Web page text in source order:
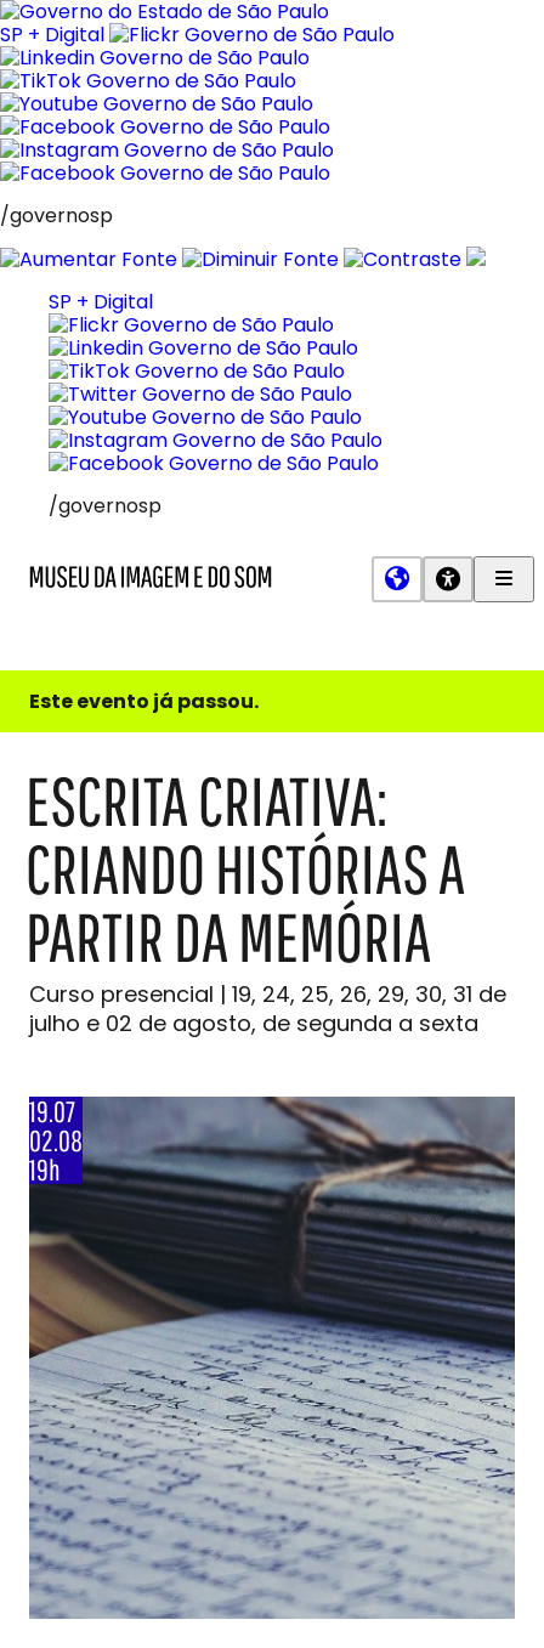
Pular
para
o
conteúdo
SP + Digital
/governosp
SP + Digital
/governosp
e
do
Este evento já passou.
ESCRITA CRIATIVA:
CRIANDO HISTÓRIAS A
PARTIR DA MEMÓRIA
Curso presencial | 19, 24, 25, 26, 29, 30, 31 de
julho e 02 de agosto, de segunda a sexta
19.07
02.08
19h